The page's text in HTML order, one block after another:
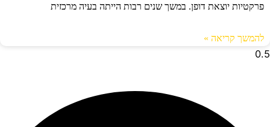
פרקטיות יוצאת דופן. במשך שנים רבות הייתה בעיה מרכזית
להמשך קריאה »